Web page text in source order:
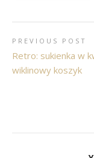
PREVIOUS POST
Retro: sukienka w
wiklinowy koszyk